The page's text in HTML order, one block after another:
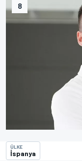
8
ÜLKE
İspanya